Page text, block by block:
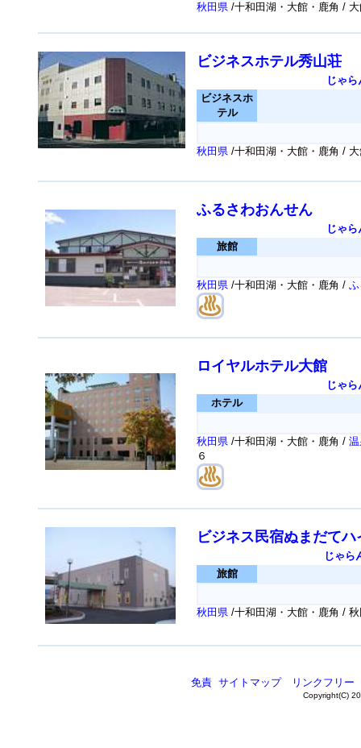
秋田県 /十和田湖・大館・鹿角 /
ビジネスホテル秀山荘
じゃら
ビジネスホ
テル
秋田県 /十和田湖・大館・鹿角 /
ふるさわおんせん
じゃら
旅館
秋田県 /十和田湖・大館・鹿角 /
ロイヤルホテル大館
じゃら
ホテル
秋田県 /十和田湖・大館・鹿角 /
６
ビジネス民宿ぬまだてハ
じゃら
旅館
秋田県 /十和田湖・大館・鹿角 /
免責 サイトマップ リンクフリー
Copyright(C)